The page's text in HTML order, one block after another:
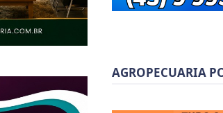
AGROPECUARIA